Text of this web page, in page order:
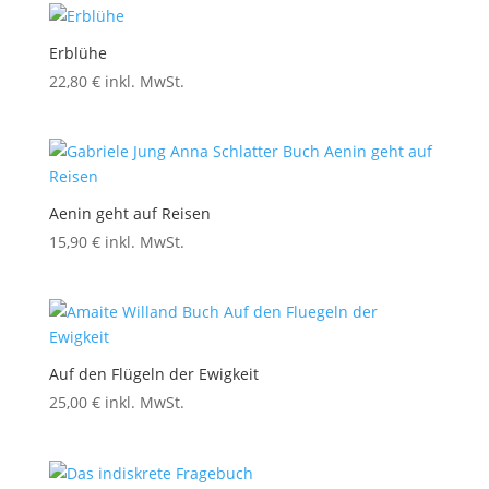
Erblühe
22,80 € inkl. MwSt.
Aenin geht auf Reisen
15,90 € inkl. MwSt.
Auf den Flügeln der Ewigkeit
25,00 € inkl. MwSt.